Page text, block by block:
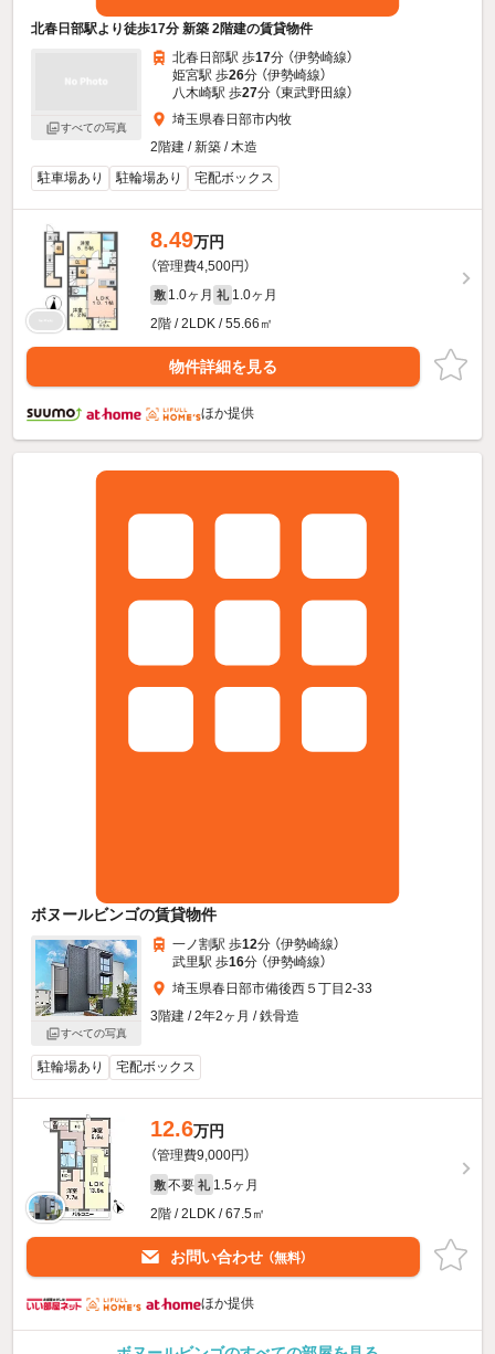
北春日部駅より徒歩17分 新築 2階建の賃貸物件
すべての写真
北春日部駅 歩17分 （伊勢崎線）
姫宮駅 歩26分 （伊勢崎線）
八木崎駅 歩27分 （東武野田線）
埼玉県春日部市内牧
2階建 / 新築 / 木造
駐車場あり
駐輪場あり 宅配ボックス
8.49万円
（管理費4,500円）
敷 1.0ヶ月 礼 1.0ヶ月
2階 / 2LDK / 55.66㎡
物件詳細を見る
ほか提供
ボヌールビンゴの賃貸物件
すべての写真
一ノ割駅 歩12分 （伊勢崎線）
武里駅 歩16分 （伊勢崎線）
埼玉県春日部市備後西５丁目2-33
3階建 / 2年2ヶ月 / 鉄骨造
駐輪場あり 宅配ボックス
12.6万円
（管理費9,000円）
敷 不要 礼 1.5ヶ月
2階 / 2LDK / 67.5㎡
お問い合わせ （無料）
ほか提供